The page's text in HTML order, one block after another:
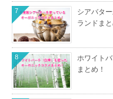
シアバタ
ランドまと
7
ホワイト
まとめ！
8